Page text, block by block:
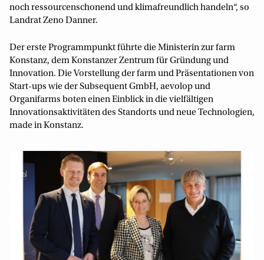
noch ressourcen­schonend und klima­freundlich handeln“, so
Landrat Zeno Danner.
Der erste Programmpunkt führte die Ministerin zur farm
Konstanz, dem Konstanzer Zentrum für Gründung und
Innovation. Die Vorstellung der farm und Präsentationen von
Start-ups wie der Subsequent GmbH, aevolop und
Organifarms boten einen Einblick in die vielfältigen
Innovationsaktivitäten des Standorts und neue Technologien,
made in Konstanz.